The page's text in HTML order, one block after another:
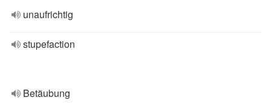
unaufrichtig
stupefaction
Betäubung